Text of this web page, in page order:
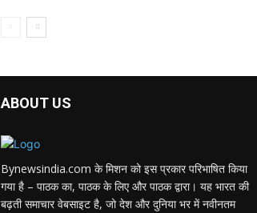
ABOUT US
Bynewsindia.com के मिशन को इस प्रकार परिभाषित किया
गया है – पाठक का, पाठक के लिए और पाठक द्वारा। यह भारत की
बढ़ती समाचार वेबसाइट है, जो देश और दुनिया भर में नवीनतम